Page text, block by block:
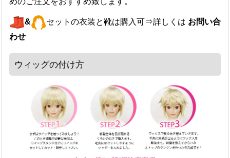
& セットの衣装と靴は購入可⇒詳しくは お問い合
わせ
ウィッグの付け方